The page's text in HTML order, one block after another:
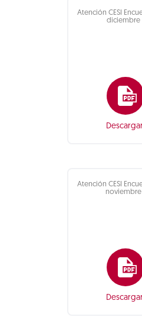
Atención CESI
diciembre
Atención CESI
noviembre